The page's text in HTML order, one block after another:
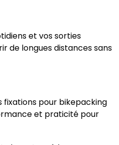
et vos sorties
de longues distances sans
pour bikepacking
et praticité pour